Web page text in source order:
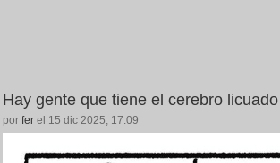
Hay gente que tiene el cerebro licuado
por fer el 15 dic 2025, 17:09